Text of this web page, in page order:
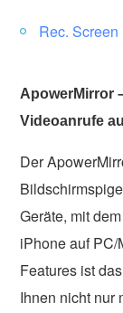
Rec.
ApowerMirror
Videoanrufe
Der
Geräte, mit
iPhone auf
Features ist
Ihnen nicht nur